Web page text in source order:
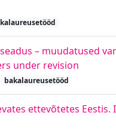
– muudatused
under revision
bakalaureusetööd
ettevõtetes